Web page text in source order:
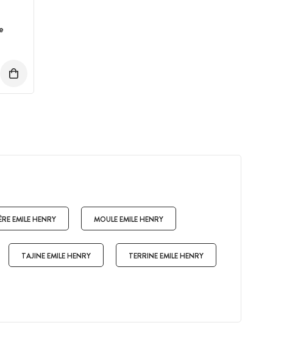
EMILE HENRY MOULE EMILE HENRY
TAJINE EMILE HENRY TERRINE EMILE HENRY